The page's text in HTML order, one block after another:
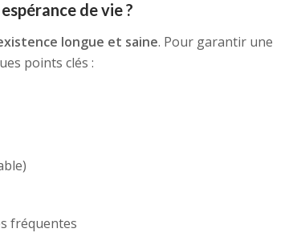
de vie ?
longue et saine. Pour garantir une
points clés :
fréquentes